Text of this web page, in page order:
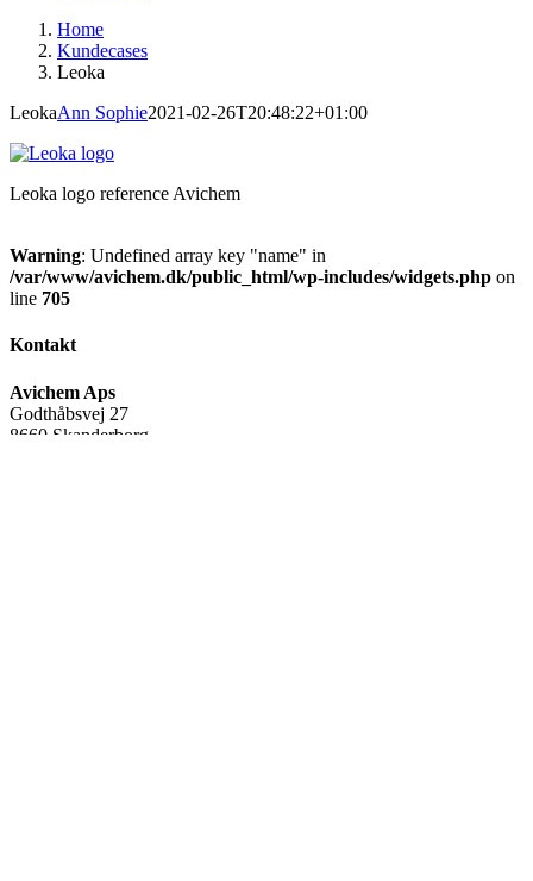
Home
Kundecases
Leoka
LeokaAnn Sophie2021-02-26T20:48:22+01:00
Leoka logo reference Avichem
Warning: Undefined array key "name" in
/var/www/avichem.dk/public_html/wp-includes/widgets.php on
line 705
Kontakt
Avichem Aps
Godthåbsvej 27
8660 Skanderborg